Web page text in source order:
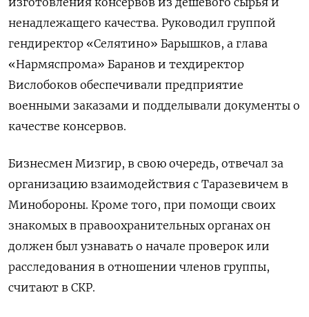
ненадлежащего качества. Руководил группой
гендиректор «Селятино» Барышков, а глава
«Нармяспрома» Баранов и техдиректор
Вислобоков обеспечивали предприятие
военными заказами и подделывали документы о
качестве консервов.
Бизнесмен Мизгир, в свою очередь, отвечал за
организацию взаимодействия с Таразевичем в
Минобороны. Кроме того, при помощи своих
знакомых в правоохранительных органах он
должен был узнавать о начале проверок или
расследования в отношении членов группы,
считают в СКР.